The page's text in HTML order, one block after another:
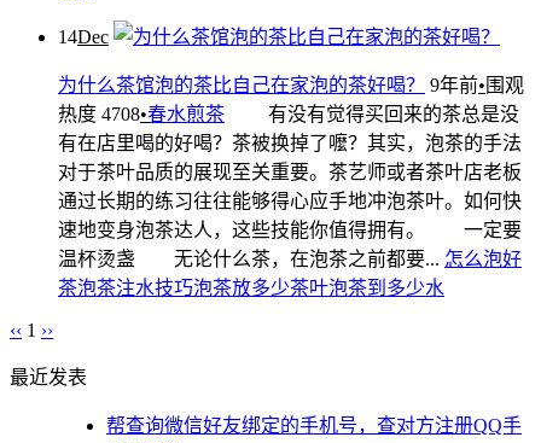
14Dec
为什么茶馆泡的茶比自己在家泡的茶好喝？ 9年前• 围观
热度 4708•春水煎茶
有没有觉得买回来的茶总是没
有在店里喝的好喝？茶被换掉了嚒？其实，泡茶的手法
对于茶叶品质的展现至关重要。茶艺师或者茶叶店老板
通过长期的练习往往能够得心应手地冲泡茶叶。如何快
速地变身泡茶达人，这些技能你值得拥有。 一定要
温杯烫盏 无论什么茶，在泡茶之前都要... 怎么泡好
茶泡茶注水技巧泡茶放多少茶叶泡茶到多少水
‹‹ 1 ››
最近发表
帮查询微信好友绑定的手机号，查对方注册QQ手